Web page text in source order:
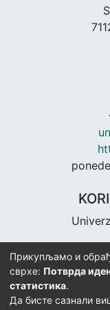
Прикупљамо и
сврхе: Потврда
статистика.
Да бисте сазнали